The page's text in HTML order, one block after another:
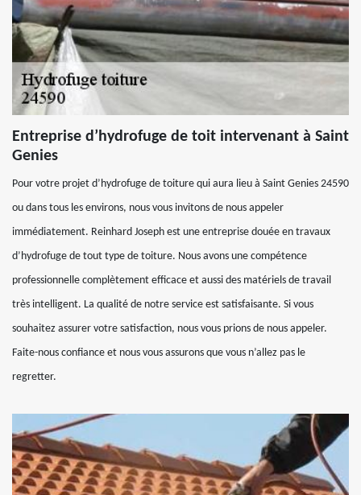
Entreprise d’hydrofuge de toit intervenant à Saint
Genies
Pour votre projet d’hydrofuge de toiture qui aura lieu à Saint Genies 24590
ou dans tous les environs, nous vous invitons de nous appeler
immédiatement. Reinhard Joseph est une entreprise douée en travaux
d’hydrofuge de tout type de toiture. Nous avons une compétence
professionnelle complètement efficace et aussi des matériels de travail
très intelligent. La qualité de notre service est satisfaisante. Si vous
souhaitez assurer votre satisfaction, nous vous prions de nous appeler.
Faite-nous confiance et nous vous assurons que vous n’allez pas le
regretter.